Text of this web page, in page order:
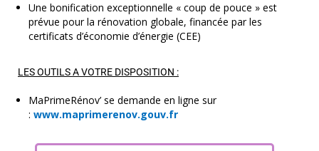
Une bonification exceptionnelle « coup de pouce » est
prévue pour la rénovation globale, financée par les
certificats d’économie d’énergie (CEE)
LES OUTILS A VOTRE DISPOSITION :
MaPrimeRénov’ se demande en ligne sur
: www.maprimerenov.gouv.fr